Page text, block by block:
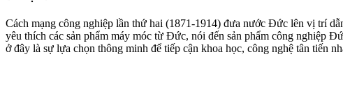
Cách mạng công nghiệp lần thứ hai (1871-1914) đưa nước Đức lên vị trí
yêu thích các sản phẩm máy móc từ Đức, nói đến sản phẩm công nghiệp
ở đây là sự lựa chọn thông minh để tiếp cận khoa học, công nghệ tân tiến